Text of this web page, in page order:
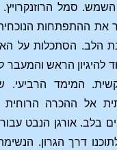
סמל הרוזנקרויץ.
את ההתפתחות
להיגיון הראש
המימד הרביעי.
אל ההכרה הרוחית
בלב. אורגן הנבט
דרך הגרון.